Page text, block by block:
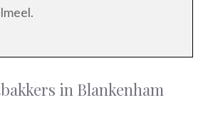
in Blankenham